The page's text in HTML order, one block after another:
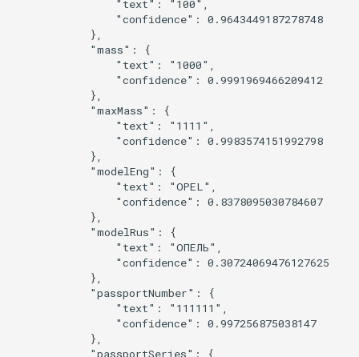
                "text": "100",
                "confidence": 0.9643449187278748
            },
            "mass": {
                "text": "1000",
                "confidence": 0.9991969466209412
            },
            "maxMass": {
                "text": "1111",
                "confidence": 0.9983574151992798
            },
            "modelEng": {
                "text": "OPEL",
                "confidence": 0.8378095030784607
            },
            "modelRus": {
                "text": "ОПЕЛЬ",
                "confidence": 0.30724069476127625
            },
            "passportNumber": {
                "text": "111111",
                "confidence": 0.997256875038147
            },
            "passportSeries": {